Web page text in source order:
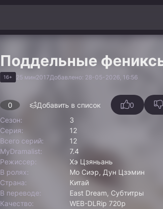
Поддельные
16+ 25 мин2017Добавлено: 28-05-2026, 16:56
0 Добавить в список 0
Сезон:
3
Серия:
12
Всего серий:
12
MyDramalist:
7.4
Режиссер:
Хэ Цзяньань
В ролях:
Мо Сиэр, Дун Цзэмин
Страна:
Китай
В переводе:
East Dream, Субтитры
Качество:
WEB-DLRip 720p